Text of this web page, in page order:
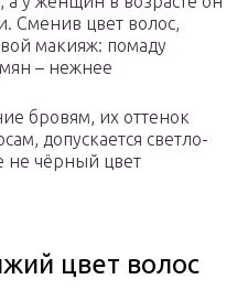
Сменив цвет волос,
макияж: помаду
– нежнее
бровям, их оттенок
допускается светло-
не чёрный цвет
цвет волос